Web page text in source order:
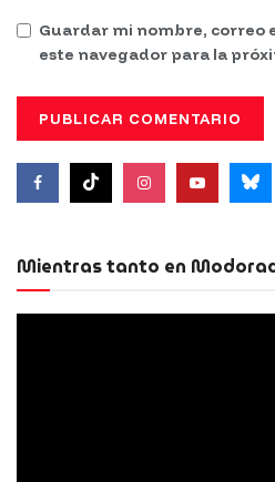
Guardar mi nombre, correo
este navegador para la
Mientras tanto en